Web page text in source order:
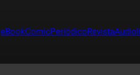
eBookComicPeriódicoRevista